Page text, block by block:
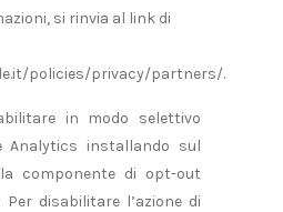
si rinvia al link di
policies/privacy/partners/.
in modo selettivo
Analytics installando sul
componente di opt-out
disabilitare l’azione di